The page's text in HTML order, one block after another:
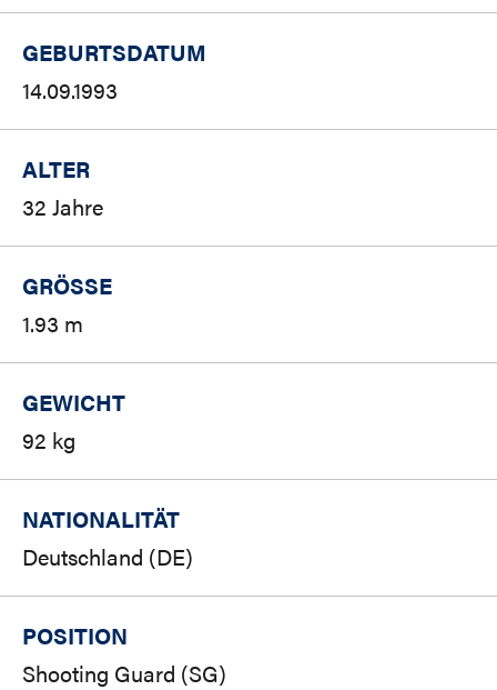
GEBURTSDATUM
14.09.1993
ALTER
32 Jahre
GRÖSSE
1.93 m
GEWICHT
92 kg
NATIONALITÄT
Deutschland (DE)
POSITION
Shooting Guard (SG)